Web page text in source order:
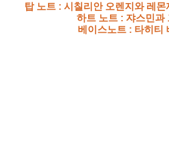
탑 노트 : 시칠리안 오렌지와 레
하트 노트 : 쟈스민과
베이스노트 : 타히티